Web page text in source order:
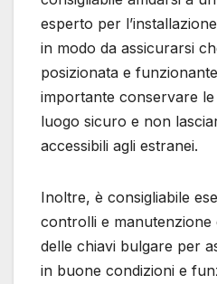
esperto per
in modo da assicurarsi
posizionata e
importante conservare
luogo sicuro e non
accessibili agli estranei.
Inoltre, è consigliabile
controlli e manutenzione
delle chiavi bulgare per
in buone condizioni e